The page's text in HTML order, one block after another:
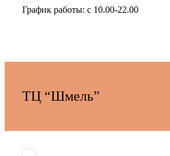
График работы: ­с 10.00-22.00­
ТЦ “Шмель”­